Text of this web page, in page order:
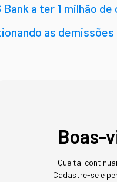
a ter 1 milhão
as demissões
foi muito
!). Mas, agora,
ponto específico
Boas-
Que tal
Cadastre-se e